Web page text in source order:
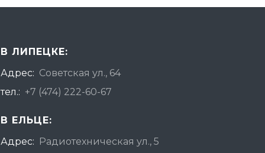
В ЛИПЕЦКЕ:
Адрес: Советская ул., 64
тел.: +7 (474) 222-60-67
В ЕЛЬЦЕ:
Адрес:
Радиотехническая ул., 5